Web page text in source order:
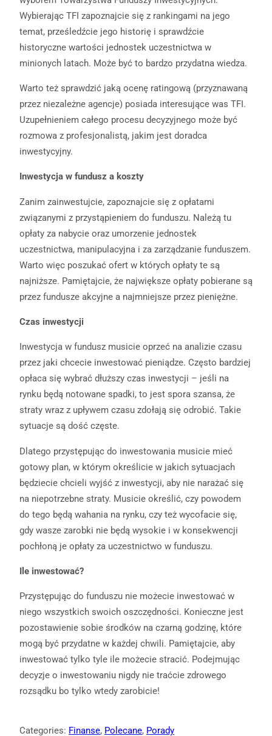
Wybierając TFI zapoznajcie się z rankingami na jego
temat, prześledźcie jego historię i sprawdźcie
historyczne wartości jednostek uczestnictwa w
minionych latach. Może być to bardzo przydatna wiedza.
Warto też sprawdzić jaką ocenę ratingową (przyznawaną
przez niezależne agencje) posiada interesujące was TFI.
Uzupełnieniem całego procesu decyzyjnego może być
rozmowa z profesjonalistą, jakim jest doradca
inwestycyjny.
Inwestycja w fundusz a koszty
Zanim zainwestujcie, zapoznajcie się z opłatami
związanymi z przystąpieniem do funduszu. Należą tu
opłaty za nabycie oraz umorzenie jednostek
uczestnictwa, manipulacyjna i za zarządzanie funduszem.
Warto więc poszukać ofert w których opłaty te są
najniższe. Pamiętajcie, że największe opłaty pobierane są
przez fundusze akcyjne a najmniejsze przez pieniężne.
Czas inwestycji
Inwestycja w fundusz musicie oprzeć na analizie czasu
przez jaki chcecie inwestować pieniądze. Często bardziej
opłaca się wybrać dłuższy czas inwestycji – jeśli na
rynku będą notowane spadki, to jest spora szansa, że
straty wraz z upływem czasu zdołają się odrobić. Takie
sytuacje są dość częste.
Dlatego przystępując do inwestowania musicie mieć
gotowy plan, w którym określicie w jakich sytuacjach
będziecie chcieli wyjść z inwestycji, aby nie narażać się
na niepotrzebne straty. Musicie określić, czy powodem
do tego będą wahania na rynku, czy też wycofacie się,
gdy wasze zarobki nie będą wysokie i w konsekwencji
pochłoną je opłaty za uczestnictwo w funduszu.
Ile inwestować?
Przystępując do funduszu nie możecie inwestować w
niego wszystkich swoich oszczędności. Konieczne jest
pozostawienie sobie środków na czarną godzinę, które
mogą być przydatne w każdej chwili. Pamiętajcie, aby
inwestować tylko tyle ile możecie stracić. Podejmując
decyzje o inwestowaniu nigdy nie traćcie zdrowego
rozsądku bo tylko wtedy zarobicie!
Categories: Finanse, Polecane, Porady